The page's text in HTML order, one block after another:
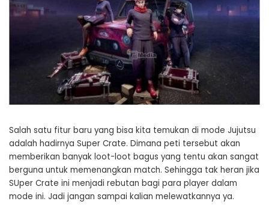
Salah satu fitur baru yang bisa kita temukan di mode Jujutsu
adalah hadirnya Super Crate. Dimana peti tersebut akan
memberikan banyak loot-loot bagus yang tentu akan sangat
berguna untuk memenangkan match. Sehingga tak heran jika
SUper Crate ini menjadi rebutan bagi para player dalam
mode ini. Jadi jangan sampai kalian melewatkannya ya.